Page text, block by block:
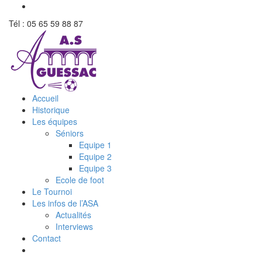
Tél : 05 65 59 88 87
Accueil
Historique
Les équipes
Séniors
Equipe 1
Equipe 2
Equipe 3
Ecole de foot
Le Tournoi
Les infos de l’ASA
Actualités
Interviews
Contact